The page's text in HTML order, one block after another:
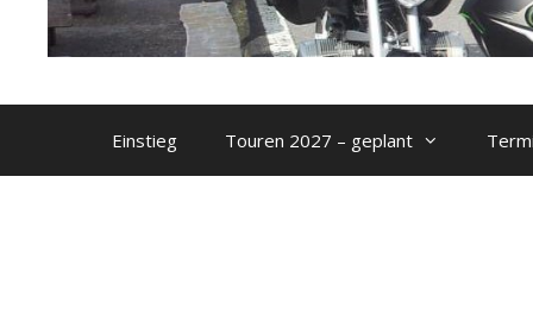
Einstieg Touren 2027 – geplant